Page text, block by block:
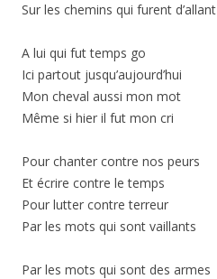
Sur les chemins qui furent d’allant
A lui qui fut temps go
Ici partout jusqu’aujourd’hui
Mon cheval aussi mon mot
Même si hier il fut mon cri
Pour chanter contre nos peurs
Et écrire contre le temps
Pour lutter contre terreur
Par les mots qui sont vaillants
Par les mots qui sont des armes